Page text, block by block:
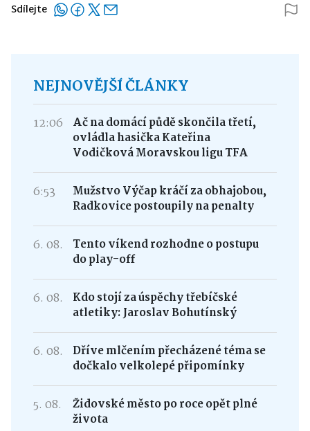
Sdílejte
NEJNOVĚJŠÍ ČLÁNKY
12:06
Ač na domácí půdě skončila třetí,
ovládla hasička Kateřina
Vodičková Moravskou ligu TFA
6:53
Mužstvo Výčap kráčí za obhajobou,
Radkovice postoupily na penalty
6. 08.
Tento víkend rozhodne o postupu
do play-off
6. 08.
Kdo stojí za úspěchy třebíčské
atletiky: Jaroslav Bohutínský
6. 08.
Dříve mlčením přecházené téma se
dočkalo velkolepé připomínky
5. 08.
Židovské město po roce opět plné
života